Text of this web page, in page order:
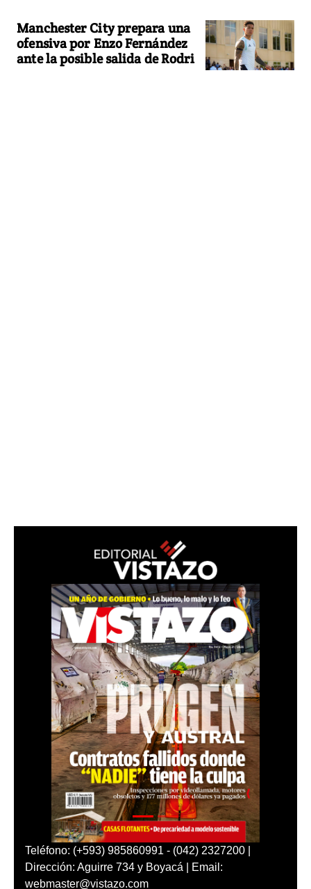
Manchester City prepara una
ofensiva por Enzo Fernández
ante la posible salida de Rodri
Teléfono: (+593) 985860991 - (042) 2327200 |
Dirección: Aguirre 734 y Boyacá | Email:
webmaster@vistazo.com